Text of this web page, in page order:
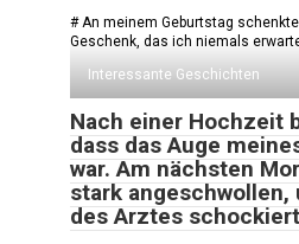
# An meinem Geburtstag
Geschenk, das ich niemals
Interessante Geschichten
Nach einer Hochzeit
dass das Auge
war. Am nächsten
stark angeschwollen,
des Arztes